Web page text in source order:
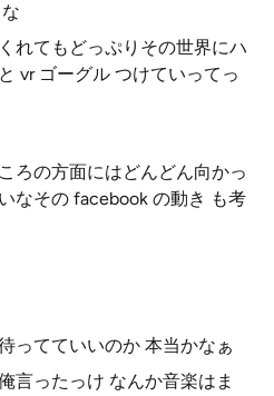
れてもどっぷりその世界にハ
vr ゴーグル つけていってっ
ろの方面にはどんどん向かっ
なその facebook の動き も考
ってていいのか 本当かなぁ
言ったっけ なんか音楽はま